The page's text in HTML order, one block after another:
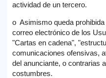
actividad de un tercero.
o Asimismo queda
correo electrónico de los
"Cartas en cadena",
comunicaciones ofensivas,
del anunciante, o contrarias
costumbres.